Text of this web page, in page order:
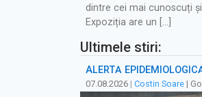
dintre cei mai cunoscuți
Expoziția are un […]
Ultimele stiri:
ALERTĂ
07.08.2026 | Costin Soare |